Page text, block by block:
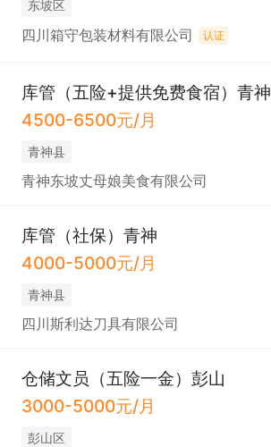
东坡区
四川箱守包装材料有限公司 认证
库管（五险+提供免费食宿）青神
4500-6500元/月
青神县
青神东坡丈母娘美食有限公司
库管（社保）青神
4000-5000元/月
青神县
四川斯利达刀具有限公司
仓储文员（五险一金）彭山
3000-5000元/月
彭山区